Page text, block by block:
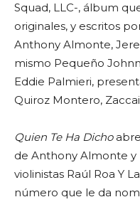
Squad, LLC-, álbum
originales, y escritos
Anthony Almonte,
mismo Pequeño
Eddie Palmieri,
Quiroz Montero,
Quien Te Ha Dicho
de Anthony Almonte y
violinistas Raúl Roa Y
número que le da